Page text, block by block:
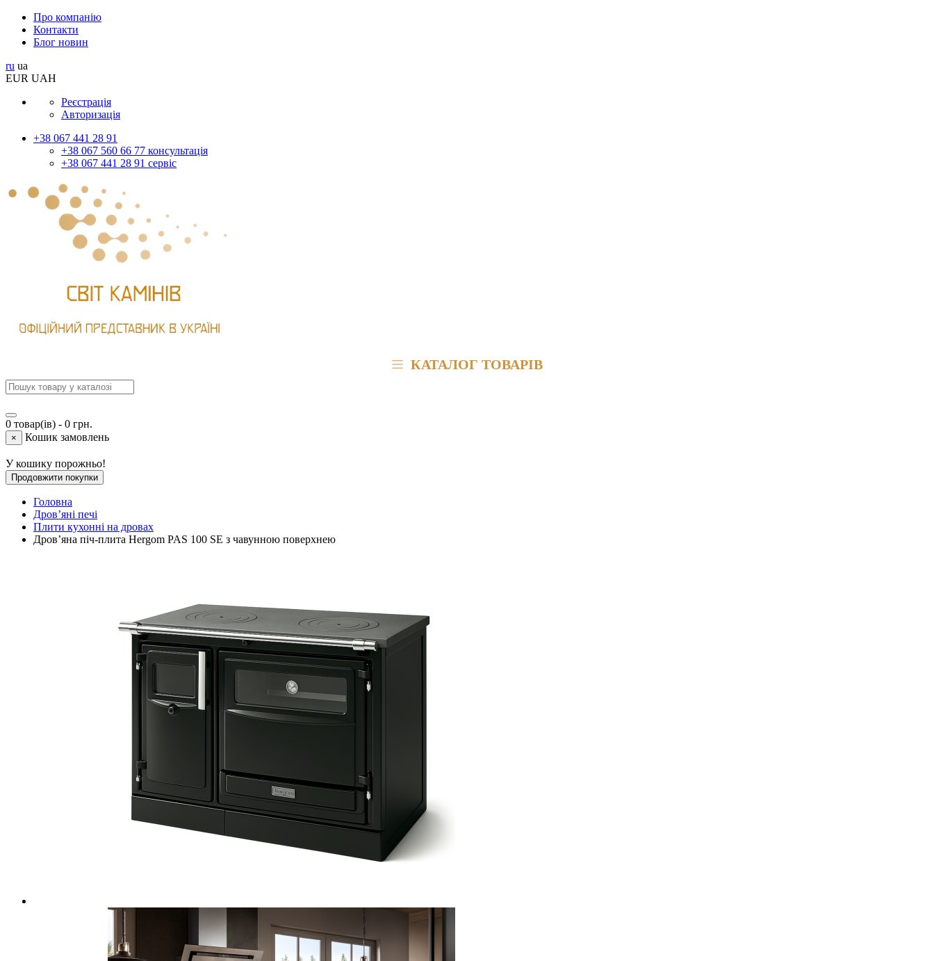
Про компанію
Контакти
Блог новин
ru ua
EUR UAH
Реєстрація
Авторизація
+38 067 441 28 91
+38 067 560 66 77 консультація
+38 067 441 28 91 сервіс
КАТАЛОГ ТОВАРІВ
0 товар(ів) - 0 грн.
× Кошик замовлень
У кошику порожньо!
Продовжити покупки
Головна
Дров’яні печі
Плити кухонні на дровах
Дров’яна піч-плита Hergom PAS 100 SE з чавунною поверхнею